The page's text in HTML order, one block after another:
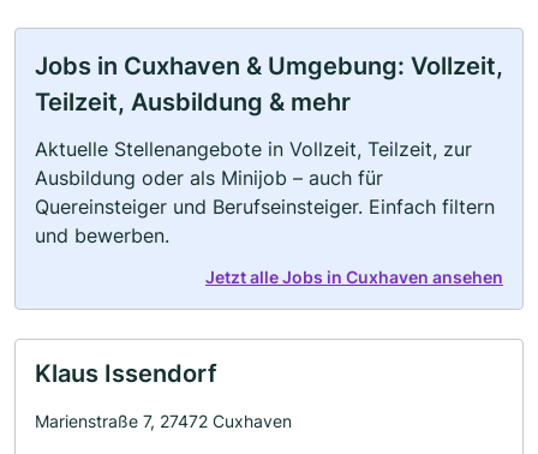
Jobs in Cuxhaven & Umgebung: Vollzeit,
Teilzeit, Ausbildung & mehr
Aktuelle Stellenangebote in Vollzeit, Teilzeit, zur
Ausbildung oder als Minijob – auch für
Quereinsteiger und Berufseinsteiger. Einfach filtern
und bewerben.
Jetzt alle Jobs in Cuxhaven ansehen
Klaus Issendorf
Marienstraße 7, 27472 Cuxhaven